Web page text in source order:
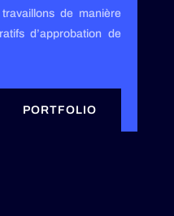
de manière
d’approbation de
PORTFOLIO